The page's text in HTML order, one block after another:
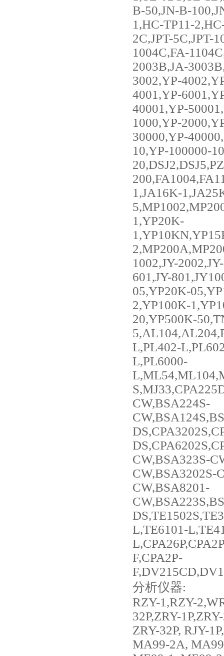
B-50,JN-B-
1,HC-TP11-
2C,JPT-5C,JPT-
1004C,FA-
2003B,JA-
3002,YP-
4001,YP-
40001,YP-
1000,YP-
30000,YP-
10,YP-100000-
1,JA16K-
1,YP20K-
1002,JY-
601,JY-
05,YP20K-
2,YP100K-
20,YP500K-
L,PL402-
L,PL6000-
CW,BSA224S-
CW,BSA323S-
CW,BSA3202S-
CW,BSA8201-
L,TE6101-
F,CPA2P-
分析仪器:
RZY-1,RZY-
32P,ZRY-
ZRY-32P, RJY-
MA99-2A,